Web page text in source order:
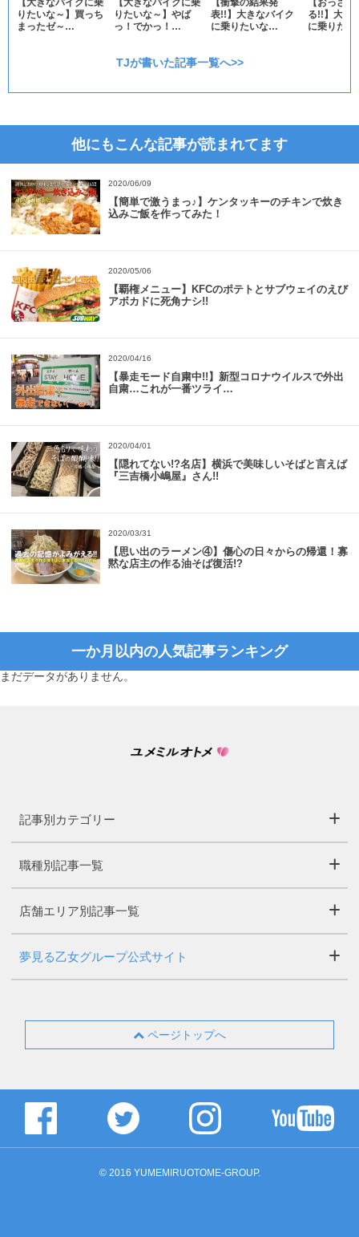
りたいな～】買っち
まったゼ～…
りたいな～】やば
っ！でかっ！…
表!!】大きなバイク
に乗りたいな…
る!!】大き
に乗りた
TJが書いた記事一覧へ>>
他にもこんな記事が読まれてます
2020/06/09
【簡単で激うまっ♪】ケンタッキーのチキンで炊き
込みご飯を作ってみた！
2020/05/06
【覇権メニュー】KFCのポテトとサブウェイのえび
アボカドに死角ナシ!!
2020/04/16
【暴走モード自粛中!!】新型コロナウイルスで外出
自粛…これが一番ツライ…
2020/04/01
【隠れてない!?名店】横浜で美味しいそばと言えば
『三吉橋小嶋屋』さん!!
2020/03/31
【思い出のラーメン④】傷心の日々からの帰還！寡
黙な店主の作る油そば復活!?
一か月以内の人気記事ランキング
まだデータがありません。
記事別カテゴリー
職種別記事一覧
店舗エリア別記事一覧
夢見る乙女グループ公式サイト
ページトップへ
© 2016 YUMEMIRUOTOME-GROUP.